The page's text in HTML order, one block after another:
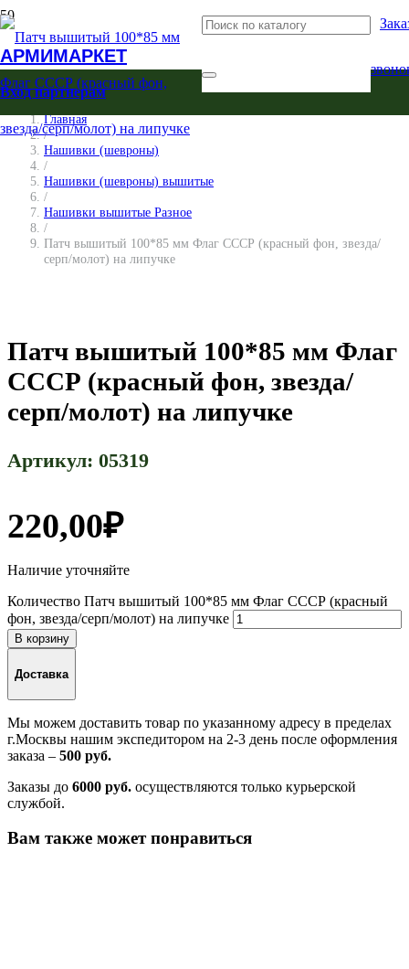
АРМИМАРКЕТ
Вход партнерам
Главная
/
Нашивки (шевроны)
/
Нашивки (шевроны) вышитые
/
Нашивки вышитые Разное
/
Патч вышитый 100*85 мм Флаг СССР (красный фон, звезда/
серп/молот) на липучке
Патч вышитый 100*85 мм Флаг
СССР (красный фон, звезда/
серп/молот) на липучке
Артикул: 05319
220,00₽
Наличие уточняйте
Количество Патч вышитый 100*85 мм Флаг СССР (красный
фон, звезда/серп/молот) на липучке
В корзину
Доставка
Мы можем доставить товар по указанному адресу в пределах
г.Москвы нашим экспедитором на 2-3 день после оформления
заказа – 500 руб.
Заказы до 6000 руб. осуществляются только курьерской
службой.
Вам также может понравиться